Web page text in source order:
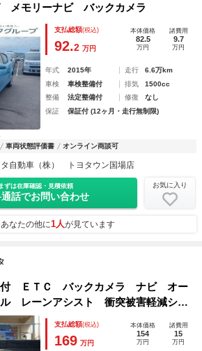
モリーナビ バックカメラ
支払総額(税込)
92.2 万円
本体価格
82.5
万円
諸費用
9.7
万円
年式 2015年 走行
6.6万km
車検
車検整備付 排気
1500cc
整備
法定整備付 修復
なし
保証
保証付 (12ヶ月・走行無制限)
車両状態評価書 オンライン商談可
自動車（株） トヨタウン国場店
まずは在庫確認・見積依頼
話でお問い合わせ
お気に入り
なたの他に1人が見ています
ＥＴＣ バックカメラ ナビ オー
ル レーンアシスト 衝突被害軽減シス
イビーム オートライト ＬＥＤヘッ
ー １００Ｖ電源
支払総額(税込)
169 万円
本体価格
154
万円
諸費用
15
万円